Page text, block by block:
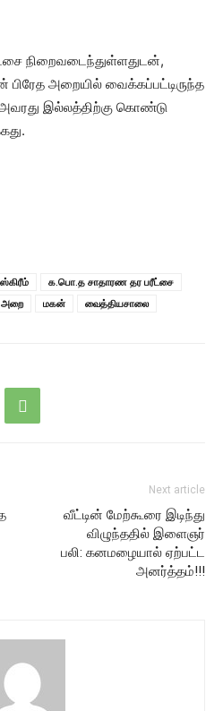
நிறைவடைந்துள்ளதுடன்,
அறையில் வைக்கப்பட்டிருந்த
அவரது இல்லத்திற்கு கொண்டு
க.பொ.த சாதாரண தர பரீட்சை
அறை மகன் வைத்தியசாலை
Next article
வீட்டின் மேற்கூரை இடிந்து
விழுந்ததில் இளைஞர்
பலி: கனமழையால் ஏற்பட்ட
அனர்த்தம்!!!